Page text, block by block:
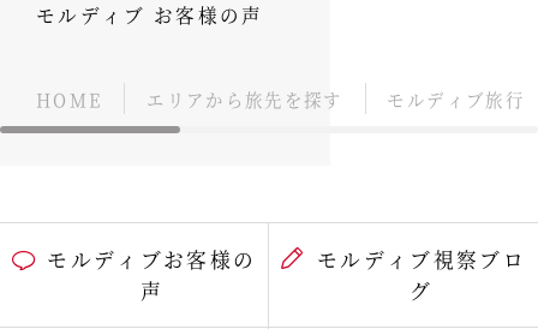
モルディブ お客様の声
HOME エリアから旅先を探す モルディブ旅行
モルディブお客様の
声
モルディブ視察ブロ
グ